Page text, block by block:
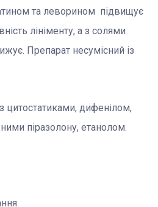
та леворином підвищує
лініменту, а з солями
Препарат несумісний із
цитостатиками, дифенілом,
піразолону, етанолом.